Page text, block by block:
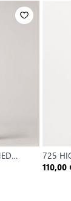
725
110,00